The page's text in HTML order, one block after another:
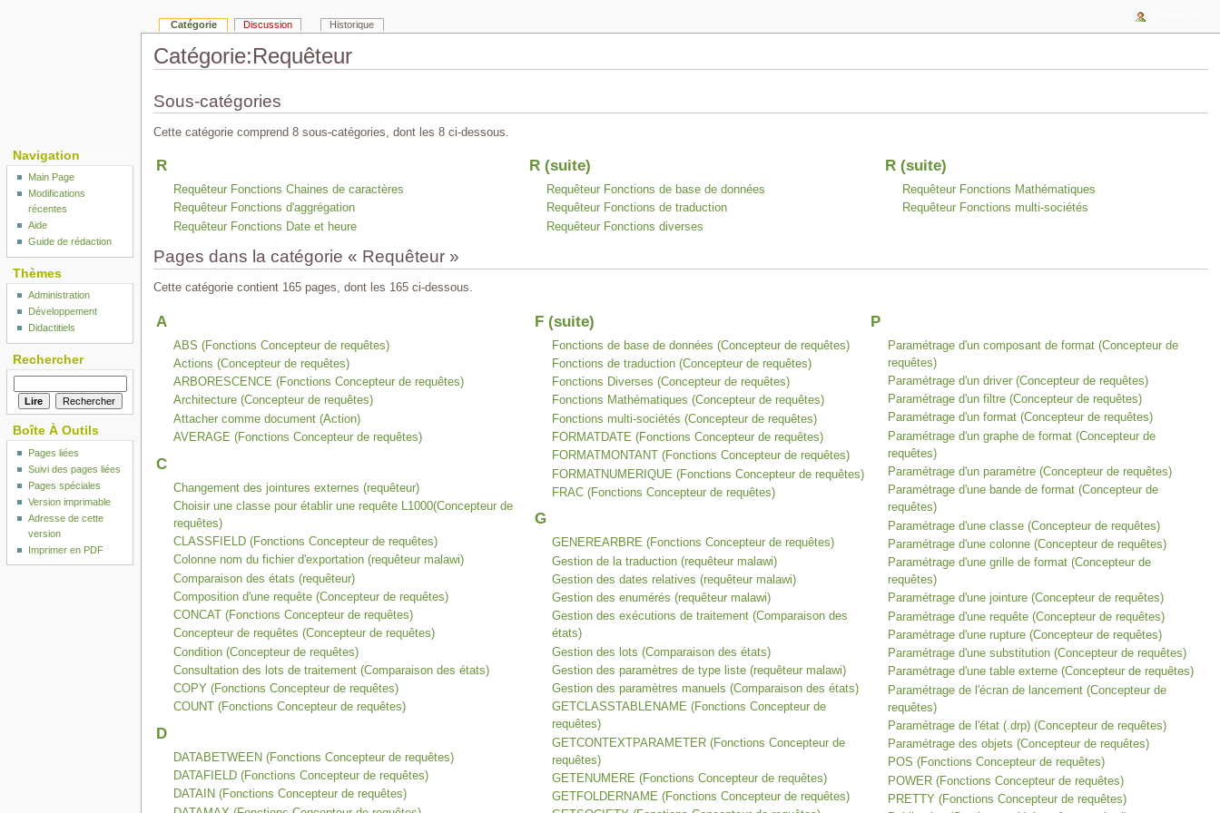
Catégorie:Requêteur
Sous-catégories
Cette catégorie comprend 8 sous-catégories, dont les 8 ci-dessous.
R
Requêteur Fonctions Chaines de caractères
Requêteur Fonctions d'aggrégation
Requêteur Fonctions Date et heure
R (suite)
Requêteur Fonctions de base de données
Requêteur Fonctions de traduction
Requêteur Fonctions diverses
R (suite)
Requêteur Fonctions Mathématiques
Requêteur Fonctions multi-sociétés
Pages dans la catégorie « Requêteur »
Cette catégorie contient 165 pages, dont les 165 ci-dessous.
A
ABS (Fonctions Concepteur de requêtes)
Actions (Concepteur de requêtes)
ARBORESCENCE (Fonctions Concepteur de requêtes)
Architecture (Concepteur de requêtes)
Attacher comme document (Action)
AVERAGE (Fonctions Concepteur de requêtes)
C
Changement des jointures externes (requêteur)
Choisir une classe pour établir une requête L1000(Concepteur de
requêtes)
CLASSFIELD (Fonctions Concepteur de requêtes)
Colonne nom du fichier d'exportation (requêteur malawi)
Comparaison des états (requêteur)
Composition d'une requête (Concepteur de requêtes)
CONCAT (Fonctions Concepteur de requêtes)
Concepteur de requêtes (Concepteur de requêtes)
Condition (Concepteur de requêtes)
Consultation des lots de traitement (Comparaison des états)
COPY (Fonctions Concepteur de requêtes)
COUNT (Fonctions Concepteur de requêtes)
D
DATABETWEEN (Fonctions Concepteur de requêtes)
DATAFIELD (Fonctions Concepteur de requêtes)
DATAIN (Fonctions Concepteur de requêtes)
F (suite)
Fonctions de base de données (Concepteur de requêtes)
Fonctions de traduction (Concepteur de requêtes)
Fonctions Diverses (Concepteur de requêtes)
Fonctions Mathématiques (Concepteur de requêtes)
Fonctions multi-sociétés (Concepteur de requêtes)
FORMATDATE (Fonctions Concepteur de requêtes)
FORMATMONTANT (Fonctions Concepteur de requêtes)
FORMATNUMERIQUE (Fonctions Concepteur de requêtes)
FRAC (Fonctions Concepteur de requêtes)
G
GENEREARBRE (Fonctions Concepteur de requêtes)
Gestion de la traduction (requêteur malawi)
Gestion des dates relatives (requêteur malawi)
Gestion des enumérés (requêteur malawi)
Gestion des exécutions de traitement (Comparaison des
états)
Gestion des lots (Comparaison des états)
Gestion des paramètres de type liste (requêteur malawi)
Gestion des paramètres manuels (Comparaison des états)
GETCLASSTABLENAME (Fonctions Concepteur de
requêtes)
GETCONTEXTPARAMETER (Fonctions Concepteur de
requêtes)
GETENUMERE (Fonctions Concepteur de requêtes)
GETFOLDERNAME (Fonctions Concepteur de requêtes)
P
Paramétrage d'un composant de format (Concepteur de
requêtes)
Paramétrage d'un driver (Concepteur de requêtes)
Paramétrage d'un filtre (Concepteur de requêtes)
Paramétrage d'un format (Concepteur de requêtes)
Paramétrage d'un graphe de format (Concepteur de
requêtes)
Paramétrage d'un paramètre (Concepteur de requêtes)
Paramétrage d'une bande de format (Concepteur de
requêtes)
Paramétrage d'une classe (Concepteur de requêtes)
Paramétrage d'une colonne (Concepteur de requêtes)
Paramétrage d'une grille de format (Concepteur de
requêtes)
Paramétrage d'une jointure (Concepteur de requêtes)
Paramétrage d'une requête (Concepteur de requêtes)
Paramétrage d'une rupture (Concepteur de requêtes)
Paramétrage d'une substitution (Concepteur de requêtes)
Paramétrage d'une table externe (Concepteur de requêtes)
Paramétrage de l'écran de lancement (Concepteur de
requêtes)
Paramétrage de l'état (.drp) (Concepteur de requêtes)
Paramétrage des objets (Concepteur de requêtes)
POS (Fonctions Concepteur de requêtes)
POWER (Fonctions Concepteur de requêtes)
PRETTY (Fonctions Concepteur de requêtes)
Catégorie Discussion Historique
Navigation
Main Page
Modifications
récentes
Aide
Guide de rédaction
Thèmes
Administration
Développement
Didactitiels
Rechercher
Boîte À Outils
Pages liées
Suivi des pages liées
Pages spéciales
Version imprimable
Adresse de cette
version
Imprimer en PDF